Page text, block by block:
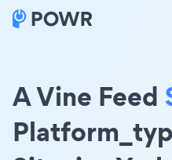
A Vine Feed